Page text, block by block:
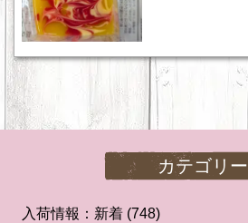
カテゴリー
入荷情報：新着 (748)